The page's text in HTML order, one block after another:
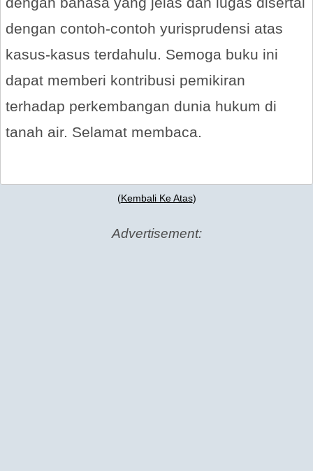
dengan contoh-contoh yurisprudensi atas
kasus-kasus terdahulu. Semoga buku ini
dapat memberi kontribusi pemikiran
terhadap perkembangan dunia hukum di
tanah air. Selamat membaca.
(Kembali Ke Atas)
Advertisement: